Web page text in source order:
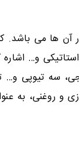
ها می باشد.
و…
سه تیوپی
و روغنی، به